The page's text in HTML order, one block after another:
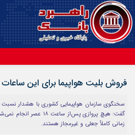
فروش بلیت‌ هواپیما برای این
سخنگوی سازمان هواپیمایی کشوری با هشدار نسبت
گفت: هیچ پروازی پس‌از
زمانی کاملاً جعلی و غیرمجاز هستند.